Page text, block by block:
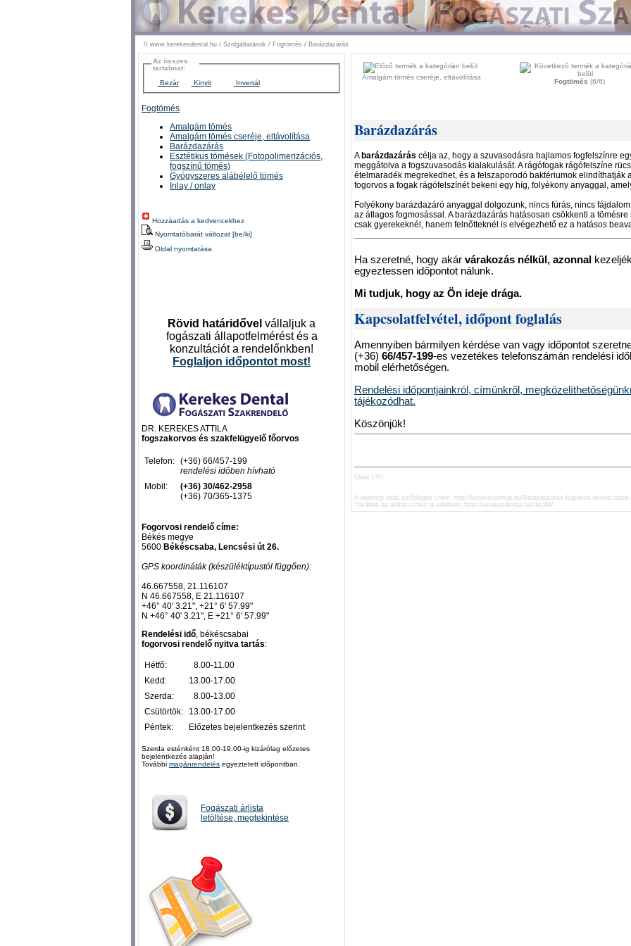
// www.kerekesdental.hu / Szolgáltatások / Fogtömés / Barázdazárás
Az összes
tartalmat:
Bezár
Kinyit Invertál
Fogtömés
Amalgám tömés
Amalgám tömés cseréje, eltávolítása
Barázdazárás
Esztétikus tömések (Fotopolimerizációs,
fogszínű tömés)
Gyógyszeres alábélelő tömés
Inlay / onlay
Hozzáadás a kedvencekhez
Nyomtatóbarát változat [be/ki]
Oldal nyomtatása
Rövid határidővel vállaljuk a
fogászati állapotfelmérést és a
konzultációt a rendelőnkben!
Foglal jon időpontot most!
DR. KEREKES ATTILA
fogszakorvos és szakfelügyelő főorvos
Telefon: (+36) 66/457-199
rendelési időben hívható
Mobil:
(+36) 30/462-2958
(+36) 70/365-1375
Fogorvosi rendelő címe:
Békés megye
5600 Békéscsaba, Lencsési út 26.
GPS koordináták (készüléktípustól függően):
46.667558, 21.116107‎
N 46.667558, E 21.116107‎
+46° 40' 3.21", +21° 6' 57.99"
N +46° 40' 3.21", E +21° 6' 57.99"
Rendelési idő, békéscsabai
fogorvosi rendelő nyitva tartás:
Hétfő:
8.00-11.00
Kedd:
13.00-17.00
Szerda:
8.00-13.00
Csütörtök:
13.00-17.00
Péntek:
Előzetes bejelentkezés szerint
Szerda esténként 18.00-19.00-ig kizárólag előzetes
bejelentkezés alapján!
További magánrendelés egyeztetett időpontban.
Fogászati árlista
letöltése, megtekintése
Amalgám tömés cseréje, eltávolítása
Fogtömés (6/6)
Barázdazárás
Abarázdazárás célja az, hogy a szuvasodásra hajlamos fogfelszínre
meggátolva a fogszuvasodás kialakulását. A rágófogak rágófelszíne
ételmaradék megrekedhet, és a felszaporodó baktériumok elindíthatják
fogorvos a fogak rágófelszínét bekeni egy híg, folyékony anyaggal,
Folyékony barázdazáró anyaggal dolgozunk, nincs fúrás, nincs
az átlagos fogmosással. A barázdazárás hatásosan csökkenti a
csak gyerekeknél, hanem felnőtteknél is elvégezhető ez a hatásos
Ha szeretné, hogy akár várakozás nélkül, azonnal
egyeztessen időpontot nálunk.
Mi tudjuk, hogy az Ön ideje drága.
Kapcsolatfelvétel, időpont foglalás
Amennyiben bármilyen kérdése van vagy időpontot
(+36) 66/457-199-es vezetékes telefonszámán rendelési
mobil elérhetőségen.
Rendelési időpontjainkról, címünkről,
tájékozódhat.
Köszönjük!
Oldal URL
A jelenlegi oldal elsődleges címe: http://kerekesdental.hu/Barazdazaras-fogorvos-
Továbbá az alábbi címen is elérhető: http://kerekesdental.hu/doc86/